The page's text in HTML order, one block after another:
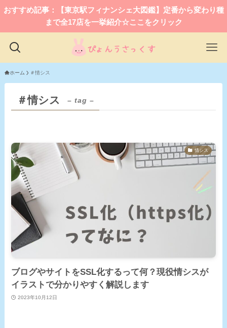
おすすめ記事：【東京駅フィナンシェ大図鑑】定番から変わり種
まで全17店を一挙紹介☆ここをクリック
ホーム ＃情シス
＃情シス – tag –
情シス
ブログやサイトをSSL化するって何？現役情シスが
イラストで分かりやすく解説します
2023年10月12日